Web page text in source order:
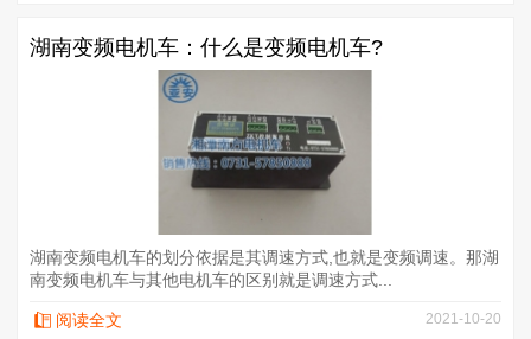
湖南变频电机车：什么是变频电机车?
湖南变频电机车的划分依据是其调速方式,也就是变频调速。那湖
南变频电机车与其他电机车的区别就是调速方式...
阅读全文 2021-10-20